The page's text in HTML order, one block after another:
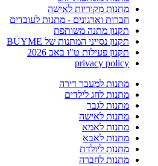
מתנות מקוריות לאישה
חברות וארגונים - מתנות לעובדים
תקנון מתנה משותפת
תקנון נסייני המתנות של BUYME
תקנון פעילות ט"ו באב 2026
privacy policy
מתנות למעבר דירה
מתנות לחג לילדים
מתנות לגבר
מתנות לאישה
מתנות לאמא
מתנות לאבא
מתנות ליולדת
מתנות לחברה